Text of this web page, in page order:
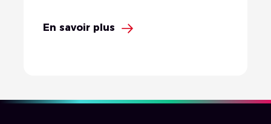
En savoir plus